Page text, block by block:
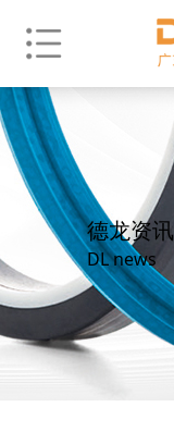
德龙资讯
DL news